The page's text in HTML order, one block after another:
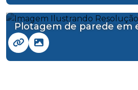
Plotagem de parede em